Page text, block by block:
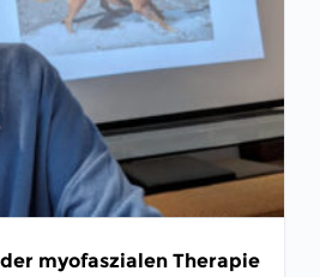
myofaszialen Therapie